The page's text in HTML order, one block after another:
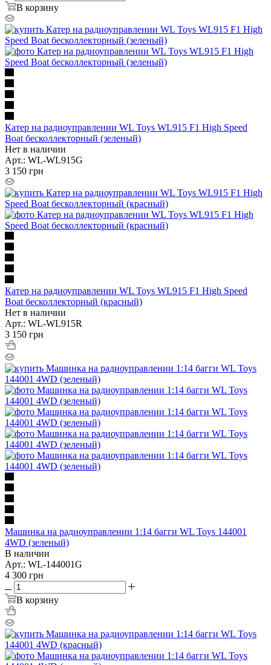
В корзину
Катер на радиоуправлении WL Toys WL915 F1 High Speed
Boat бесколлекторный (зеленый)
Нет в наличии
Арт.: WL-WL915G
3 150 грн
Катер на радиоуправлении WL Toys WL915 F1 High Speed
Boat бесколлекторный (красный)
Нет в наличии
Арт.: WL-WL915R
3 150 грн
Машинка на радиоуправлении 1:14 багги WL Toys 144001
4WD (зеленый)
В наличии
Арт.: WL-144001G
4 300 грн
В корзину